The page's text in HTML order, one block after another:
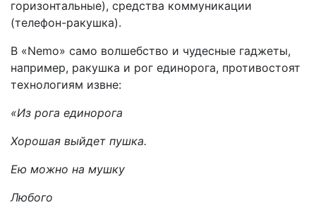
горизонтальные), средства коммуникации
(телефон-ракушка).
В «Nemo» само волшебство и чудесные гаджеты,
например, ракушка и рог единорога, противостоят
технологиям извне:
«Из рога единорога
Хорошая выйдет пушка.
Ею можно на мушку
Любого